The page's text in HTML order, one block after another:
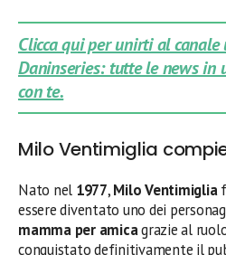
Clicca qui per unirti al
Daninseries: tutte le news in
con te.
Milo Ventimiglia
Nato nel 1977,Milo Ventimiglia
essere diventato uno dei
mamma per amicagrazie al
conquistato definitivamente il